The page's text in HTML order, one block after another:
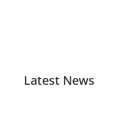
Latest News